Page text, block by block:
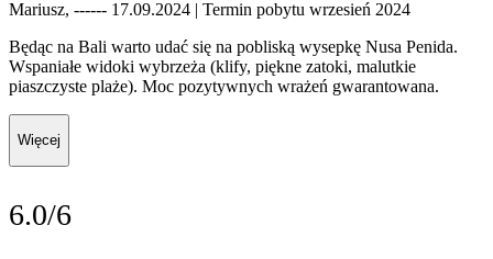
Mariusz, ------ 17.09.2024 | Termin pobytu wrzesień 2024
Będąc na Bali warto udać się na pobliską wysepkę Nusa Penida.
Wspaniałe widoki wybrzeża (klify, piękne zatoki, malutkie
piaszczyste plaże). Moc pozytywnych wrażeń gwarantowana.
Więcej
6.0/6